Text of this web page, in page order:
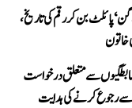
پائلٹ بن کر رقم کی تاریخ،
خاتون
سے متعلق درخواست
رجوع کرنے کی ہدایت